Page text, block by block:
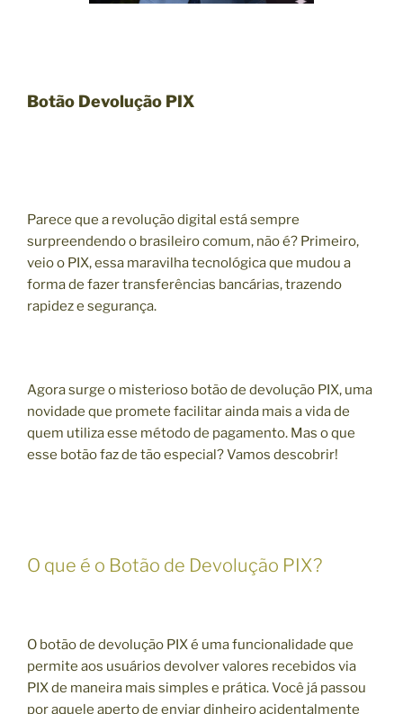
Botão Devolução PIX
Parece que a revolução digital está sempre
surpreendendo o brasileiro comum, não é? Primeiro,
veio o PIX, essa maravilha tecnológica que mudou a
forma de fazer transferências bancárias, trazendo
rapidez e segurança.
Agora surge o misterioso botão de devolução PIX, uma
novidade que promete facilitar ainda mais a vida de
quem utiliza esse método de pagamento. Mas o que
esse botão faz de tão especial? Vamos descobrir!
O que é o Botão de Devolução PIX?
O botão de devolução PIX é uma funcionalidade que
permite aos usuários devolver valores recebidos via
PIX de maneira mais simples e prática. Você já passou
por aquele aperto de enviar dinheiro acidentalmente